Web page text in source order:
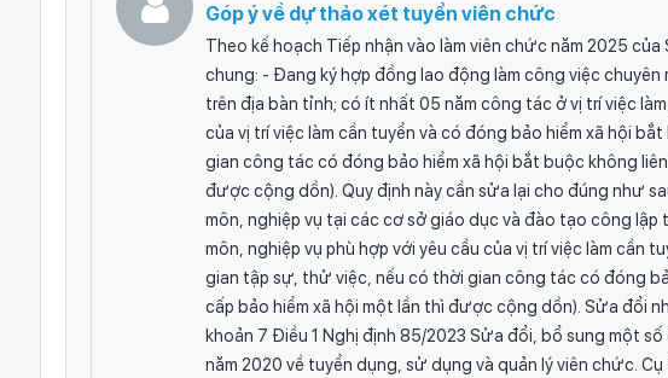
Góp ý về dự thảo xét tuyển viên chức
Theo kế hoạch Tiếp nhận vào làm viên chức năm 2025
chung: - Đang ký hợp đồng lao động làm công việc
trên địa bàn tỉnh; có ít nhất 05 năm công tác ở vị trí việc
của vị trí việc làm cần tuyển và có đóng bảo hiểm xã hội
gian công tác có đóng bảo hiểm xã hội bắt buộc không
được cộng dồn). Quy định này cần sửa lại cho đúng như
môn, nghiệp vụ tại các cơ sở giáo dục và đào tạo công
môn, nghiệp vụ phù hợp với yêu cầu của vị trí việc làm cần
gian tập sự, thử việc, nếu có thời gian công tác có đóng
cấp bảo hiểm xã hội một lần thì được cộng dồn). Sửa đổi
khoản 7 Điều 1 Nghị định 85/2023 Sửa đổi, bổ sung một
năm 2020 về tuyển dụng, sử dụng và quản lý viên chức.